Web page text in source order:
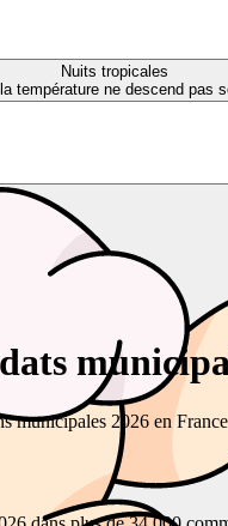
Nuits tropicales
température ne descend pas
municipales 2026 en